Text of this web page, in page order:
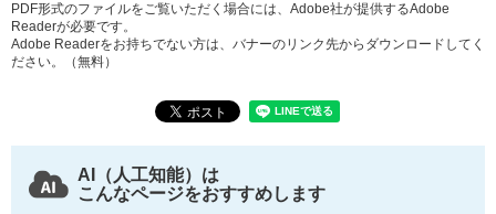
PDF形式のファイルをご覧いただく場合には、Adobe社が提供するAdobe
Readerが必要です。
Adobe Readerをお持ちでない方は、バナーのリンク先からダウンロードしてく
ださい。（無料）
AI（人工知能）は
こんなページをおすすめします